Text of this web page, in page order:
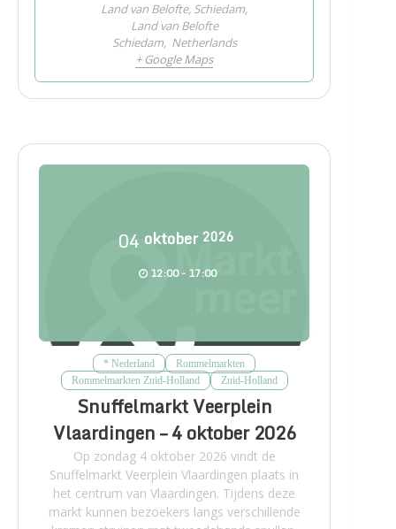
Land van Belofte, Schiedam,
Land van Belofte
Schiedam, Netherlands
+ Google Maps
04 oktober 2026
12:00 - 17:00
* Nederland
Rommelmarkten
Rommelmarkten Zuid-Holland
Zuid-Holland
Snuffelmarkt Veerplein
Vlaardingen – 4 oktober 2026
Op zondag 4 oktober 2026 vindt de
Snuffelmarkt Veerplein Vlaardingen plaats in
het centrum van Vlaardingen. Tijdens deze
markt kunnen bezoekers langs verschillende